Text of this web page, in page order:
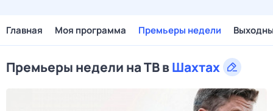
Главная Моя программа Премьеры недели
Премьеры недели на ТВ вШахтах